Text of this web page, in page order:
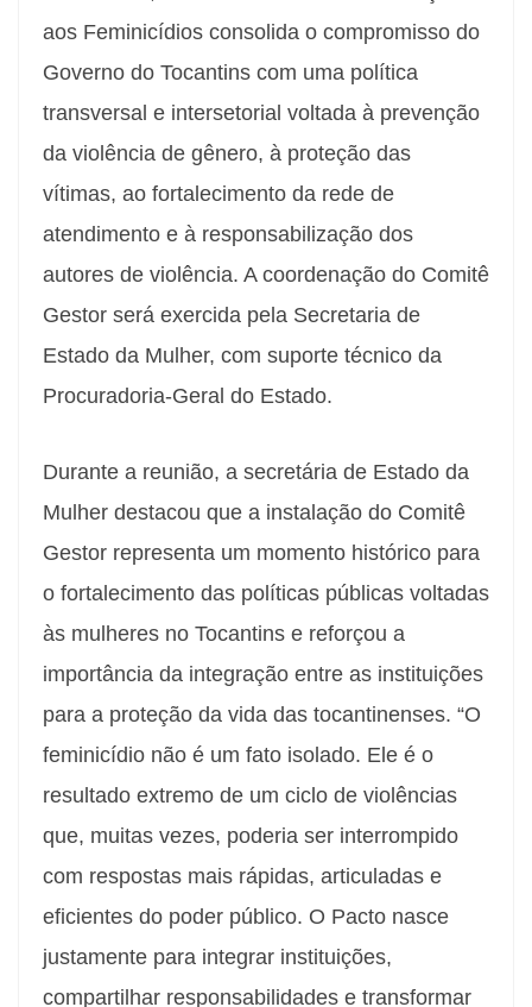
aos Feminicídios consolida o compromisso do
Governo do Tocantins com uma política
transversal e intersetorial voltada à prevenção
da violência de gênero, à proteção das
vítimas, ao fortalecimento da rede de
atendimento e à responsabilização dos
autores de violência. A coordenação do Comitê
Gestor será exercida pela Secretaria de
Estado da Mulher, com suporte técnico da
Procuradoria-Geral do Estado.
Durante a reunião, a secretária de Estado da
Mulher destacou que a instalação do Comitê
Gestor representa um momento histórico para
o fortalecimento das políticas públicas voltadas
às mulheres no Tocantins e reforçou a
importância da integração entre as instituições
para a proteção da vida das tocantinenses. “O
feminicídio não é um fato isolado. Ele é o
resultado extremo de um ciclo de violências
que, muitas vezes, poderia ser interrompido
com respostas mais rápidas, articuladas e
eficientes do poder público. O Pacto nasce
justamente para integrar instituições,
compartilhar responsabilidades e transformar